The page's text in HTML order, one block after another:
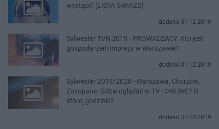
wystąpi? [LISTA GWIAZD]
dodano 31-12-2019
Sylwester TVN 2019 - PROWADZĄCY. Kto jest
gospodarzem imprezy w Warszawie?
dodano 31-12-2019
Sylwester 2019/2020 - Warszawa, Chorzów,
Zakopane. Gdzie oglądać w TV i ONLINE? O
której godzinie?
dodano 31-12-2019